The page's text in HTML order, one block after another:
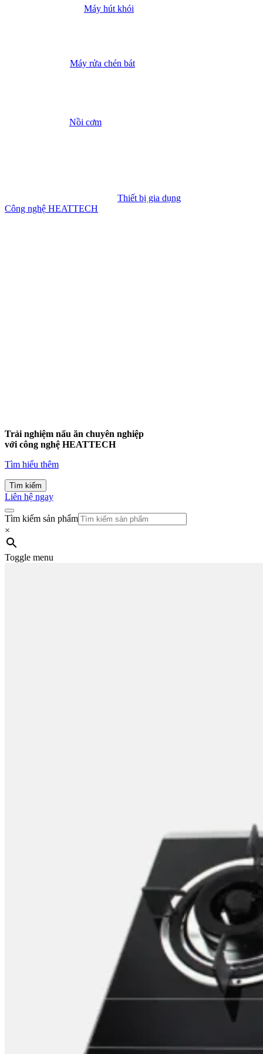
Máy hút khói
Máy rửa chén bát
Nồi cơm
Thiết bị gia dụng
Công nghệ HEATTECH
Trải nghiệm nấu ăn chuyên nghiệp
với công nghệ HEATTECH
Tìm hiểu thêm
Tìm kiếm
Liên hệ ngay
Tìm kiếm sản phẩm
×
Toggle menu